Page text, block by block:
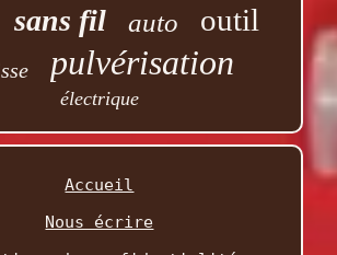
sans fil auto outil
pulvérisation
électrique
Accueil
Nous écrire